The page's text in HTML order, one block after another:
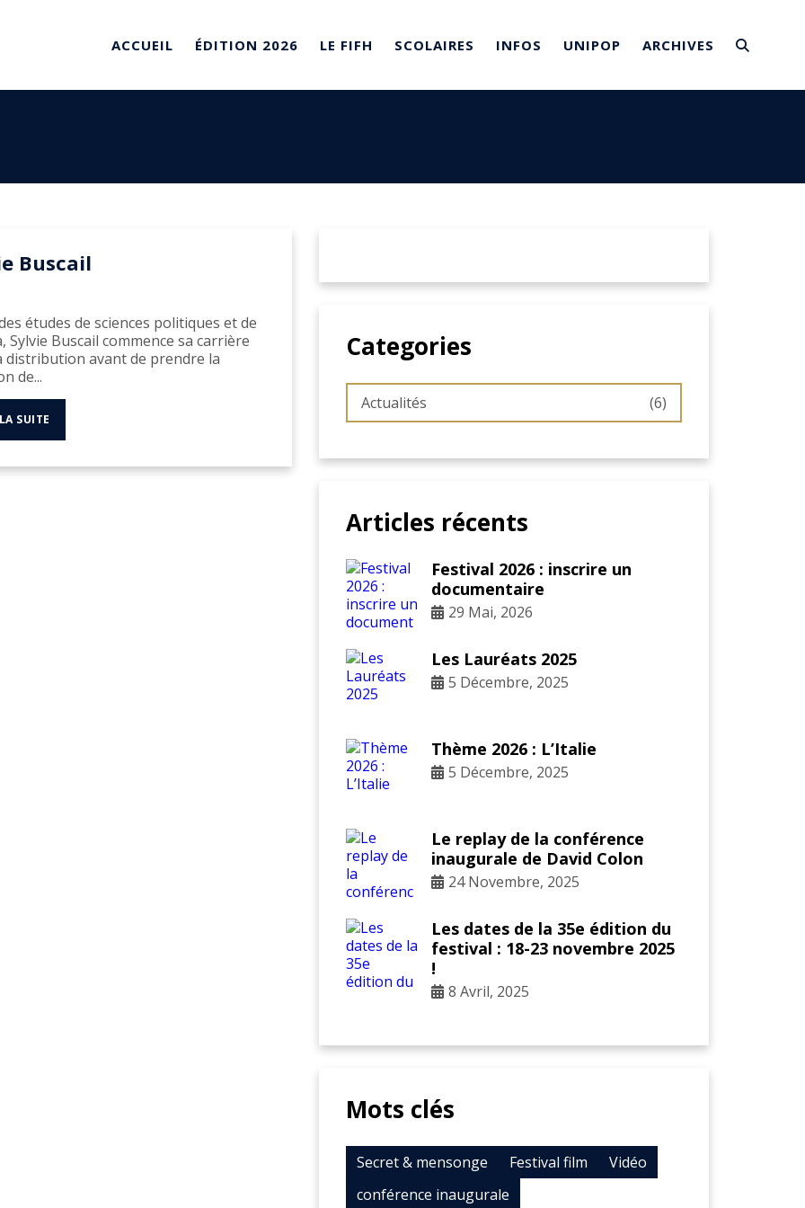
ACCUEIL ÉDITION 2026 LE FIFH SCOLAIRES INFOS UNIPOP ARCHIVES
Buscail
études de sciences politiques et de
Sylvie Buscail commence sa carrière
distribution avant de prendre la
de...
SUITE
Categories
Actualités (6)
Articles récents
Festival 2026 : inscrire un
documentaire
29 Mai, 2026
Les Lauréats 2025
5 Décembre, 2025
Thème 2026 : L’Italie
5 Décembre, 2025
Le replay de la conférence
inaugurale de David Colon
24 Novembre, 2025
Les dates de la 35e édition du
festival : 18-23 novembre 2025
!
8 Avril, 2025
Mots clés
Secret & mensonge Festival film
Vidéo
conférence inaugurale